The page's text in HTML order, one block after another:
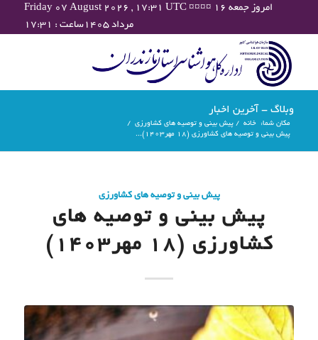
Friday 07 August 2026 , 17:31 UTC ¤¤¤¤ امروز جمعه ۱۶
مرداد ۱۴۰۵ساعت : ۱۷:۳۱
وبلاگ - آخرین اخبار
مکان شما: خانه / پیش بینی و توصیه های کشاورزی /
پیش بینی و توصیه های کشاورزی (18 مهر۱۴۰۳)...
پیش بینی و توصیه های کشاورزی
پیش بینی و توصیه های
کشاورزی (18 مهر۱۴۰۳)